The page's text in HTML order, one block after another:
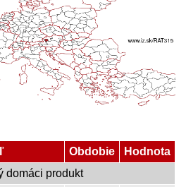
Obdobie
Hodnota
domáci produkt